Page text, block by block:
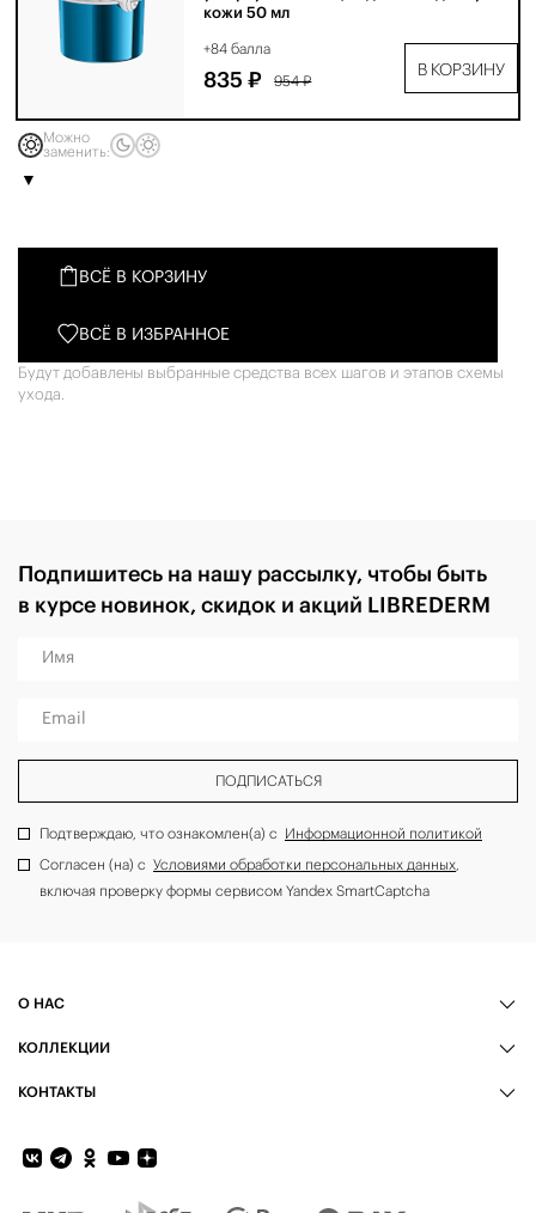
кожи 50 мл
+84 балла
835 ₽ 954 ₽
В КОРЗИНУ
Можно
заменить:
ВСЁ В КОРЗИНУ
ВСЁ В ИЗБРАННОЕ
Будут добавлены выбранные средства всех шагов и этапов схемы
ухода.
Подпишитесь на нашу рассылку, чтобы быть
в курсе новинок, скидок и акций LIBREDERM
Имя
Email
ПОДПИСАТЬСЯ
Подтверждаю, что ознакомлен(а) с Информационной политикой
Согласен (на) с Условиями обработки персональных данных,
включая проверку формы сервисом Yandex SmartCaptcha
О НАС
КОЛЛЕКЦИИ
КОНТАКТЫ